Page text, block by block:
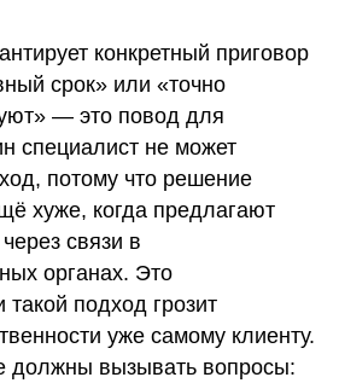
конкретный приговор
срок» или «точно
— это повод для
специалист не может
потому что решение
хуже, когда предлагают
связи в
органах. Это
подход грозит
уже самому клиенту.
должны вызывать вопросы: